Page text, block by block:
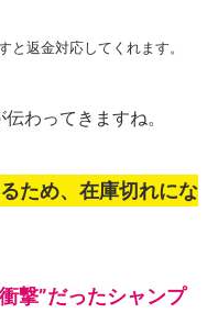
返金対応してくれます。
わってきますね。
ため、在庫切れにな
撃”だったシャンプ